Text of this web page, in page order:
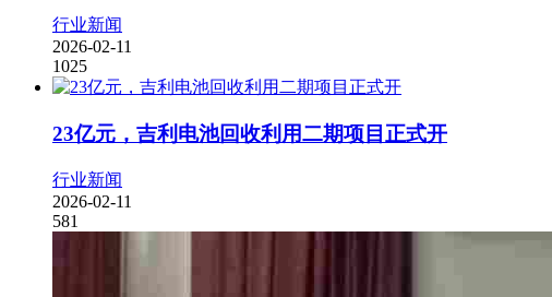
行业新闻
2026-02-11
1025
23亿元，吉利电池回收利用二期项目正式开
行业新闻
2026-02-11
581